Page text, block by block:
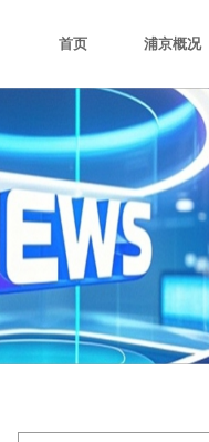
首页 浦京概况